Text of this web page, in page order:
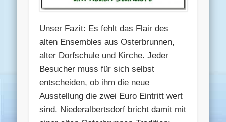
Unser Fazit: Es fehlt das Flair des
alten Ensembles aus Osterbrunnen,
alter Dorfschule und Kirche. Jeder
Besucher muss für sich selbst
entscheiden, ob ihm die neue
Ausstellung die zwei Euro Eintritt wert
sind. Niederalbertsdorf bricht damit mit